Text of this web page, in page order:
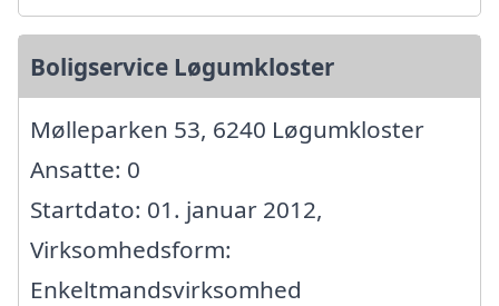
Boligservice Løgumkloster
Mølleparken 53, 6240 Løgumkloster
Ansatte: 0
Startdato: 01. januar 2012,
Virksomhedsform:
Enkeltmandsvirksomhed